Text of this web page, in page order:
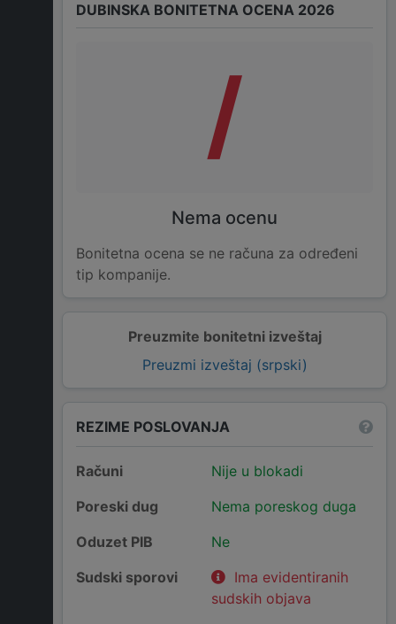
Preuzmite bonitetni izveštaj
Preuzmi izveštaj (srpski)
DUBINSKA BONITETNA OCENA 2026
/
Nema ocenu
Bonitetna ocena se ne računa za određeni
tip kompanije.
REZIME POSLOVANJA
Računi
Nije u blokadi
Poreski dug
Nema poreskog duga
Oduzet PIB
Ne
Sudski sporovi
Ima evidentiranih
sudskih objava